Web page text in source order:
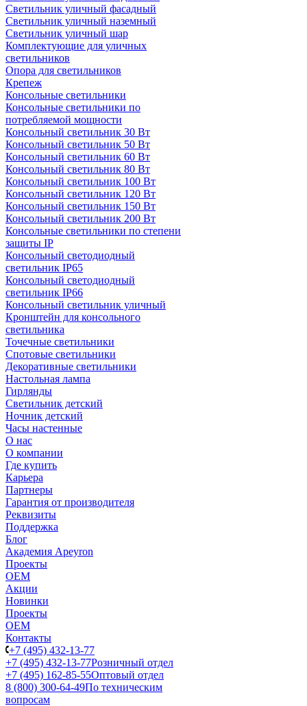
Светильник уличный фасадный
Светильник уличный наземный
Cветильник уличный шар
Комплектующие для уличных
светильников
Опора для светильников
Крепеж
Консольные светильники
Консольные светильники по
потребляемой мощности
Консольный светильник 30 Вт
Консольный светильник 50 Вт
Консольный светильник 60 Вт
Консольный светильник 80 Вт
Консольный светильник 100 Вт
Консольный светильник 120 Вт
Консольный светильник 150 Вт
Консольный светильник 200 Вт
Консольные светильники по степени
защиты IP
Консольный светодиодный
светильник IP65
Консольный светодиодный
светильник IP66
Консольный светильник уличный
Кронштейн для консольного
светильника
Точечные светильники
Спотовые светильники
Декоративные светильники
Настольная лампа
Гирлянды
Светильник детский
Ночник детский
Часы настенные
О нас
О компании
Где купить
Карьера
Партнеры
Гарантия от производителя
Реквизиты
Поддержка
Блог
Академия Apeyron
Проекты
ОЕМ
Акции
Новинки
Проекты
ОЕМ
Контакты
+7 (495) 432-13-77
+7 (495) 432-13-77Розничный отдел
+7 (495) 162-85-55Оптовый отдел
8 (800) 300-64-49По техническим
вопросам